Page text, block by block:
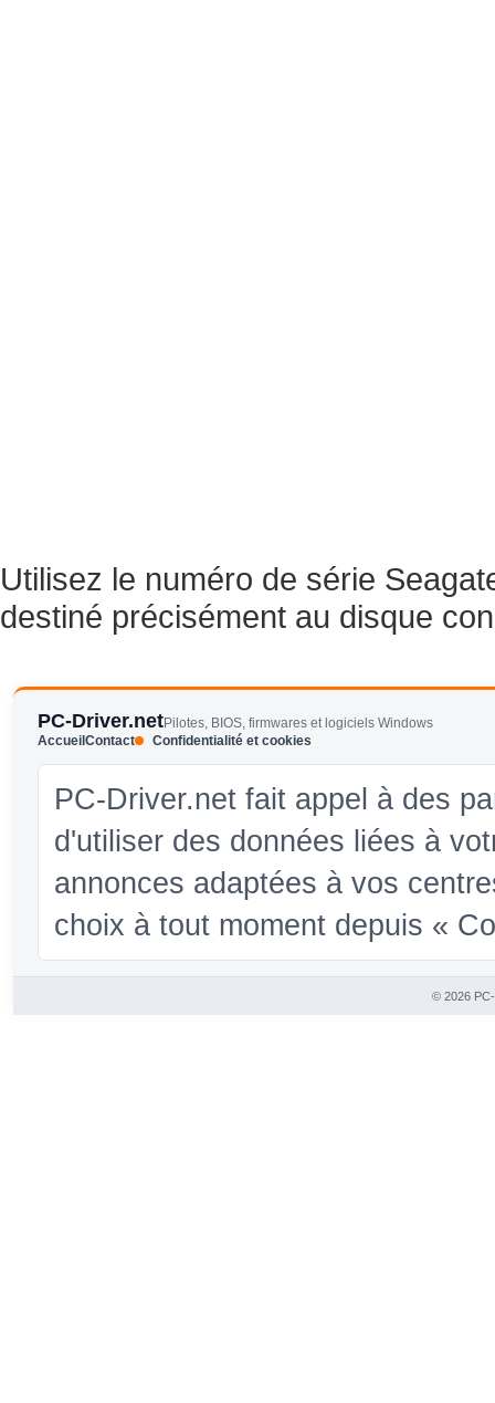
Utilisez le numéro de série
destiné précisément au disque
PC-Driver.netPilotes, BIOS, firmwares et logiciels Windows
AccueilContact Confidentialité et cookies
PC-Driver.net fait appel à des
d'utiliser des données liées à
annonces adaptées à vos
choix à tout moment depuis «
© 2026